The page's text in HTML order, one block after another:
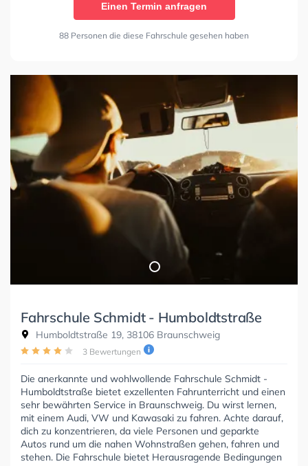
Einen Termin anfragen
88 Personen die diese Fahrschule gesehen haben
Fahrschule Schmidt - Humboldtstraße
Humboldtstraße 19, 38106 Braunschweig
3 Bewertungen
Die anerkannte und wohlwollende Fahrschule Schmidt -
Humboldtstraße bietet exzellenten Fahrunterricht und einen
sehr bewährten Service in Braunschweig. Du wirst lernen,
mit einem Audi, VW und Kawasaki zu fahren. Achte darauf,
dich zu konzentrieren, da viele Personen und geparkte
Autos rund um die nahen Wohnstraßen gehen, fahren und
stehen. Die Fahrschule bietet Herausragende Bedingungen